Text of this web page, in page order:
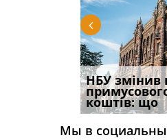
НБУ змінив
коштів: що
Водії
Мы в